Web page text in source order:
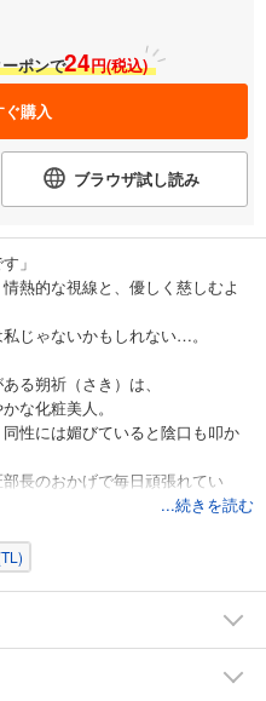
ポンで24円(税込)
ぐ購入
ブラウザ試し読み
」
熱的な視線と、優しく慈しむよ
じゃないかもしれない…。
る朔祈（さき）は、
な化粧美人。
性には媚びていると陰口も叩か
長のおかげで毎日頑張れてい
しまい!?
様子。
のときめきメロドラマ。
...続きを読む